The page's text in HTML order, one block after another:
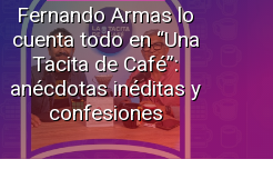
Fernando Armas lo
cuenta todo en “Una
Tacita de Café”:
anécdotas inéditas y
confesiones